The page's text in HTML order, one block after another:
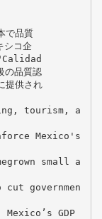
で品質
シコ企
"Calidad
の品質認
提供され
tourism, a
Mexico's
small a
cut governmen
GDP